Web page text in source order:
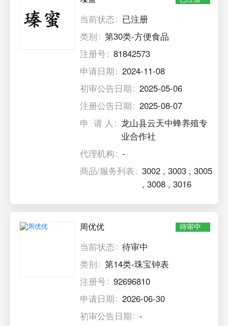
当前状态
已注册
类别
第30类-方便食品
注册号
81842573
申请日期
2024-11-08
初审公告日期
2025-05-06
注册公告日期
2025-08-07
申 请 人
龙山县云天中蜂养殖专
业合作社
代理机构
-
商品/服务列表
3002 ,3003 ,3005
,3008 ,3016
周优优 待审中
当前状态
待审中
类别
第14类-珠宝钟表
注册号
92696810
申请日期
2026-06-30
初审公告日期
-